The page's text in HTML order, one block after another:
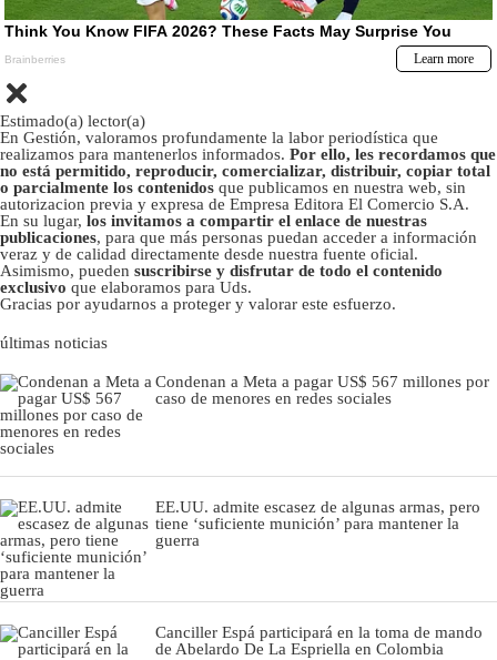
Estimado(a) lector(a)
En Gestión, valoramos profundamente la labor periodística que
realizamos para mantenerlos informados. Por ello, les recordamos que
no está permitido, reproducir, comercializar, distribuir, copiar total
o parcialmente los contenidos que publicamos en nuestra web, sin
autorizacion previa y expresa de Empresa Editora El Comercio S.A.
En su lugar, los invitamos a compartir el enlace de nuestras
publicaciones, para que más personas puedan acceder a información
veraz y de calidad directamente desde nuestra fuente oficial.
Asimismo, pueden suscribirse y disfrutar de todo el contenido
exclusivo que elaboramos para Uds.
Gracias por ayudarnos a proteger y valorar este esfuerzo.
últimas noticias
Condenan a Meta a pagar US$ 567 millones por
caso de menores en redes sociales
EE.UU. admite escasez de algunas armas, pero
tiene ‘suficiente munición’ para mantener la
guerra
Canciller Espá participará en la toma de mando
de Abelardo De La Espriella en Colombia